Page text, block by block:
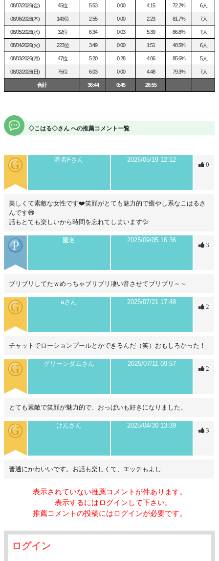
少し秘密めいた濃い時間も、
どちらも大切にしたいです。
ーーーーーーーーーーーーーーーーーーー
■前回写真展：淫らな春動 しゅんどう ー 吐息の距離
クリック&いいね↑してくれると嬉しいっ♪
気になったら覗いてみてね♪💓
08/07/2026(金) 45位 5:53 0:00 4:15 72.2% 6人
08/06/2026(木) 143位 2:55 0:00 2:23 81.7% 7人
08/05/2026(水) 32位 6:34 0:03 5:39 86.8% 7人
08/04/2026(火) 223位 3:49 0:00 1:51 48.5% 6人
08/03/2026(月) 47位 5:20 0:28 4:06 85.6% 5人
08/02/2026(日) 75位 6:03 0:00 4:48 79.3% 7人
合計 36:44 0:45 26:55
◇こはる◇さん への推薦コメント一覧
匿名Fさん 2026/05/19 12:12
0
美しくて素敵な女性です❤️笑顔がとても魅力的で癒やし系なこはるさ
んです😄
話もとても楽しいから時間を忘れてしまいます💦
匿名 2025/09/05 16:36
3
ブリブリしてたｗめっちゃブリブリ凄い音させてブリブリ～～
aさん 2025/07/21 17:48
2
チャットでローションプールとかできるんだ（笑）おもしろかった！
グリーンダムさん 2025/07/11 09:57
2
とても素敵で笑顔が魅力的で、おっぱいも好きになりました。
けんさん 2025/04/30 13:39
3
普通にかわいいです。お話も楽しくて、エッチもよし
表示されていない推薦コメントが件あります。
表示するにはログインして下さい。
推薦コメントの投稿にはログインが必要です。
ログイン